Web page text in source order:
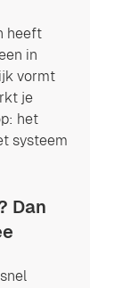
heeft
in
vormt
je
het
systeem
Dan